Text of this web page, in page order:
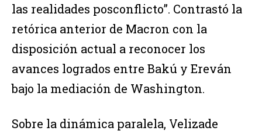
las realidades posconflicto”. Contrastó la
retórica anterior de Macron con la
disposición actual a reconocer los
avances logrados entre Bakú y Ereván
bajo la mediación de Washington.
Sobre la dinámica paralela, Velizade